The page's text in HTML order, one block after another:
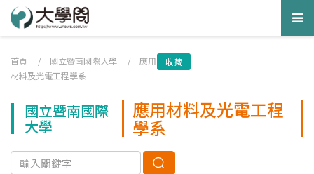
首頁 / 國立暨南國際大學 / 應用
材料及光電工程學系
收藏
國立暨南國際
大學
應用材料及光電工程
學系